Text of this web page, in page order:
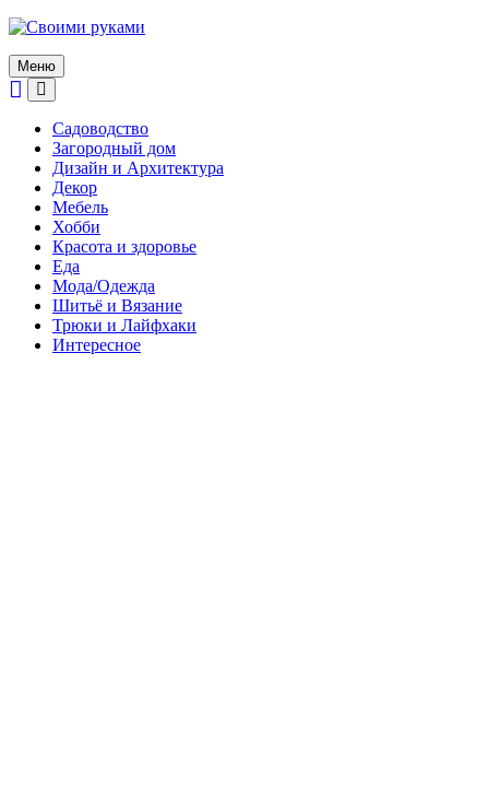
Skip
content
Меню
Садоводство
Загородный дом
Дизайн и Архитектура
Декор
Мебель
Хобби
Красота и здоровье
Еда
Мода/Одежда
Шитьё и Вязание
Трюки и Лайфхаки
Интересное